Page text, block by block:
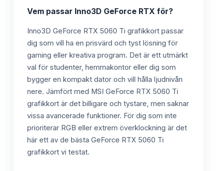
Vem passar Inno3D GeForce RTX för?
Inno3D GeForce RTX 5060 Ti grafikkort passar
dig som vill ha en prisvärd och tyst lösning för
gaming eller kreativa program. Det är ett utmärkt
val för studenter, hemmakontor eller dig som
bygger en kompakt dator och vill hålla ljudnivån
nere. Jämfört med MSI GeForce RTX 5060 Ti
grafikkort är det billigare och tystare, men saknar
vissa avancerade funktioner. För dig som inte
prioriterar RGB eller extrem överklockning är det
här ett av de bästa GeForce RTX 5060 Ti
grafikkort vi testat.